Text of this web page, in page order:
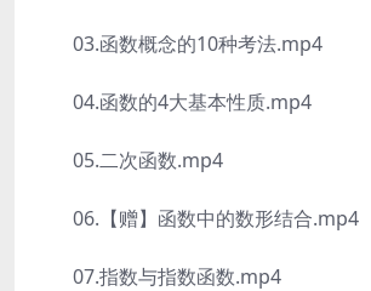
03.函数概念的10种考法.mp4
04.函数的4大基本性质.mp4
05.二次函数.mp4
06.【赠】函数中的数形结合.mp4
07.指数与指数函数.mp4